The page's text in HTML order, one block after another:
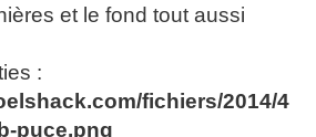
et le fond tout aussi
: